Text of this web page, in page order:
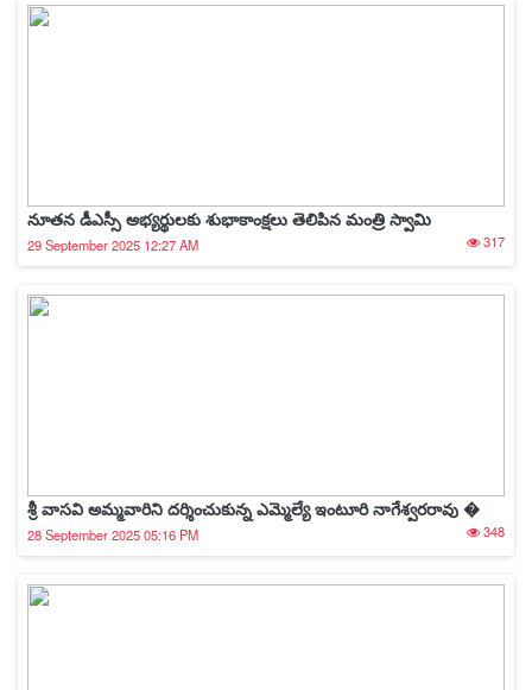
నూతన డీఎస్సీ అభ్యర్థులకు శుభాకాంక్షలు తెలిపిన మంత్రి స్వామి
29 September 2025 12:27 AM 317
శ్రీ వాసవి అమ్మవారిని దర్శించుకున్న ఎమ్మెల్యే ఇంటూరి నాగేశ్వరరావు �
28 September 2025 05:16 PM 348